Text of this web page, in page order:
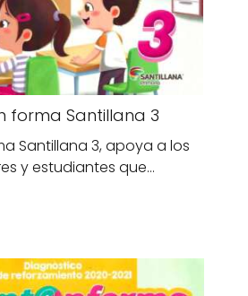
forma Santillana 3
Santillana 3, apoya a los
y estudiantes que…